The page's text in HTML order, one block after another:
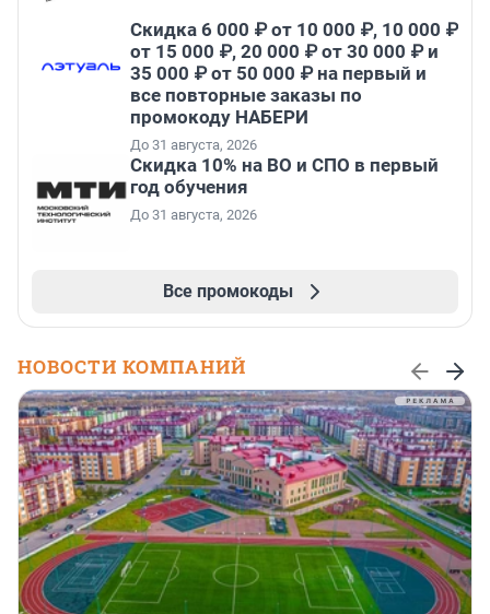
Скидка 6 000 ₽ от 10 000 ₽, 10 000 ₽
от 15 000 ₽, 20 000 ₽ от 30 000 ₽ и
35 000 ₽ от 50 000 ₽ на первый и
все повторные заказы по
промокоду НАБЕРИ
До 31 августа, 2026
Скидка 10% на ВО и СПО в первый
год обучения
До 31 августа, 2026
Все промокоды
НОВОСТИ КОМПАНИЙ